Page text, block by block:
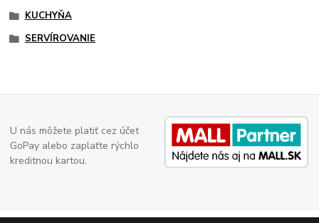
KUCHYŇA
SERVÍROVANIE
U nás môžete platiť cez účet
GoPay alebo zaplaťte rýchlo
kreditnou kartou.